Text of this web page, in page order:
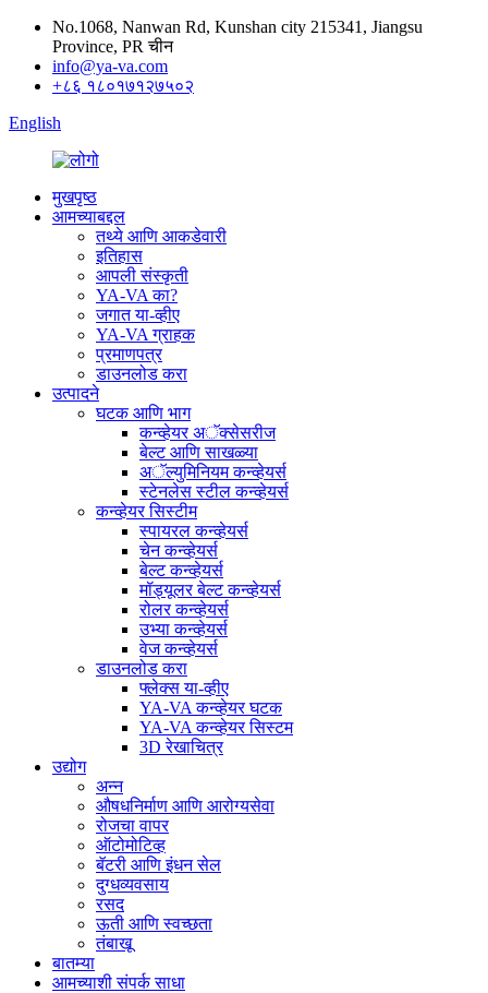
No.1068, Nanwan Rd, Kunshan city 215341, Jiangsu
Province, PR चीन
info@ya-va.com
+८६ १८०१७१२७५०२
English
मुखपृष्ठ
आमच्याबद्दल
तथ्ये आणि आकडेवारी
इतिहास
आपली संस्कृती
YA-VA का?
जगात या-व्हीए
YA-VA ग्राहक
प्रमाणपत्र
डाउनलोड करा
उत्पादने
घटक आणि भाग
कन्व्हेयर अॅक्सेसरीज
बेल्ट आणि साखळ्या
अॅल्युमिनियम कन्व्हेयर्स
स्टेनलेस स्टील कन्व्हेयर्स
कन्व्हेयर सिस्टीम
स्पायरल कन्व्हेयर्स
चेन कन्व्हेयर्स
बेल्ट कन्व्हेयर्स
मॉड्यूलर बेल्ट कन्व्हेयर्स
रोलर कन्व्हेयर्स
उभ्या कन्व्हेयर्स
वेज कन्व्हेयर्स
डाउनलोड करा
फ्लेक्स या-व्हीए
YA-VA कन्व्हेयर घटक
YA-VA कन्व्हेयर सिस्टम
3D रेखाचित्र
उद्योग
अन्न
औषधनिर्माण आणि आरोग्यसेवा
रोजचा वापर
ऑटोमोटिव्ह
बॅटरी आणि इंधन सेल
दुग्धव्यवसाय
रसद
ऊती आणि स्वच्छता
तंबाखू
बातम्या
आमच्याशी संपर्क साधा